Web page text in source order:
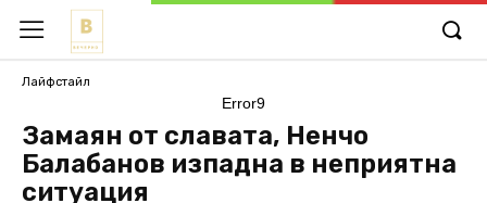
Лайфстайл
Error9
Замаян от славата, Ненчо
Балабанов изпадна в неприятна
ситуация